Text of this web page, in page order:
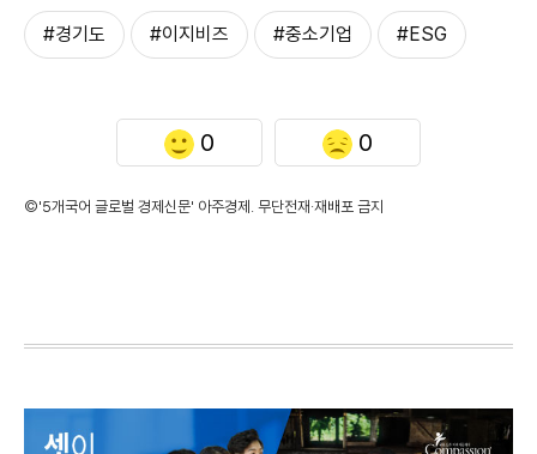
#경기도 #이지비즈 #중소기업 #ESG
0 0
©'5개국어 글로벌 경제신문' 아주경제. 무단전재·재배포 금지